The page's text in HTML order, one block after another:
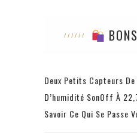
Deux Petits Capteurs
D’humidité SonOff À
Savoir Ce Qui Se Passe